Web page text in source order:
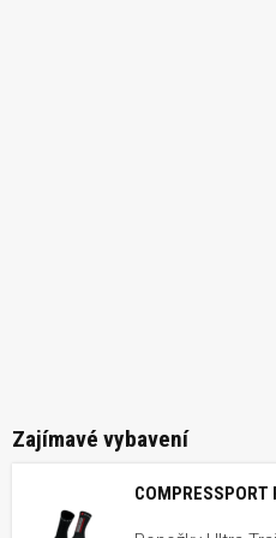
Zajímavé vybavení
COMPRESSPORT